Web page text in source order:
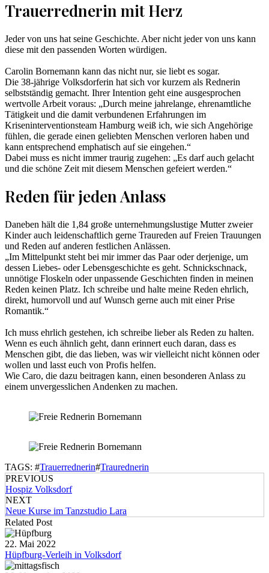
Trauerrednerin mit Herz
Jeder von uns hat seine Geschichte. Aber nicht jeder von uns kann
diese mit den passenden Worten würdigen.
Carolin Bornemann kann das nicht nur, sie liebt es sogar.
Die 38-jährige Volksdorferin hat sich vor kurzem als Rednerin
selbstständig gemacht. Ihrer Intention geht eine ausgesprochen
wertvolle Arbeit voraus: „Durch meine jahrelange, ehrenamtliche
Tätigkeit und die damit verbundenen Erfahrungen im
Kriseninterventionsteam Hamburg weiß ich, wie sich Angehörige
fühlen, die gerade einen geliebten Menschen verloren haben und
kann entsprechend emphatisch auf sie eingehen.“
Dabei muss es nicht immer traurig zugehen: „Es darf auch gelacht
und die schöne Zeit mit diesem Menschen gefeiert werden.“
Reden für jeden Anlass
Daneben hält die 1,84 große unternehmungslustige Mutter zweier
Kinder auch leidenschaftlich gerne Traureden auf Freien Trauungen
und Reden auf anderen festlichen Anlässen.
„Im Mittelpunkt steht bei mir immer das Paar oder derjenige, um
dessen Liebes- oder Lebensgeschichte es geht. Schnickschnack,
unnötige Floskeln oder unpassende Geschichten finden in meinen
Reden keinen Platz. Ich schreibe und halte meine Reden ehrlich,
direkt, humorvoll und auf Wunsch gerne auch mit einer Prise
Romantik.“
Ich muss ehrlich gestehen, ich schreibe lieber als Reden zu halten.
Wenn es euch ähnlich geht, dann erinnert euch daran, dass es
Menschen gibt, die das lieben, was wir vielleicht nicht können oder
wollen und lasst euch von Profis helfen.
Wie Caro, die dazu beitragen kann, einen besonderen Anlass zu
einem unvergesslichen Andenken zu machen.
TAGS: #Trauerrednerin#Traurednerin
PREVIOUS
Hospiz Volksdorf
NEXT
Neue Kurse im Tanzstudio Lara
Related Post
22. Mai 2022
Hüpfburg-Verleih in Volksdorf